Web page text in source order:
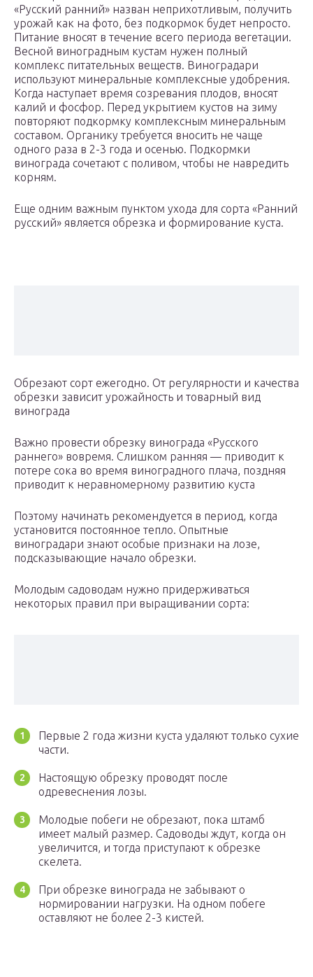
«Русский ранний» назван неприхотливым, получить
урожай как на фото, без подкормок будет непросто.
Питание вносят в течение всего периода вегетации.
Весной виноградным кустам нужен полный
комплекс питательных веществ. Виноградари
используют минеральные комплексные удобрения.
Когда наступает время созревания плодов, вносят
калий и фосфор. Перед укрытием кустов на зиму
повторяют подкормку комплексным минеральным
составом. Органику требуется вносить не чаще
одного раза в 2-3 года и осенью. Подкормки
винограда сочетают с поливом, чтобы не навредить
корням.
Еще одним важным пунктом ухода для сорта «Ранний
русский» является обрезка и формирование куста.
Обрезают сорт ежегодно. От регулярности и качества
обрезки зависит урожайность и товарный вид
винограда
Важно провести обрезку винограда «Русского
раннего» вовремя. Слишком ранняя — приводит к
потере сока во время виноградного плача, поздняя
приводит к неравномерному развитию куста
Поэтому начинать рекомендуется в период, когда
установится постоянное тепло. Опытные
виноградари знают особые признаки на лозе,
подсказывающие начало обрезки.
Молодым садоводам нужно придерживаться
некоторых правил при выращивании сорта:
Первые 2 года жизни куста удаляют только сухие
части.
Настоящую обрезку проводят после
одревеснения лозы.
Молодые побеги не обрезают, пока штамб
имеет малый размер. Садоводы ждут, когда он
увеличится, и тогда приступают к обрезке
скелета.
При обрезке винограда не забывают о
нормировании нагрузки. На одном побеге
оставляют не более 2-3 кистей.